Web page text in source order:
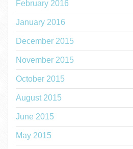
February 2016
January 2016
December 2015
November 2015
October 2015
August 2015
June 2015
May 2015